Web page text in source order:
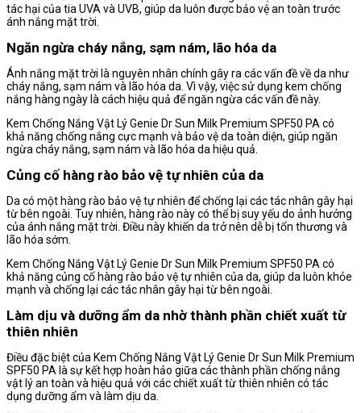
tác hại của tia UVA và UVB, giúp da luôn được bảo vệ an toàn trước
ánh nắng mặt trời.
Ngăn ngừa cháy nắng, sạm nám, lão hóa da
Ánh nắng mặt trời là nguyên nhân chính gây ra các vấn đề về da như
cháy nắng, sạm nám và lão hóa da. Vì vậy, việc sử dụng kem chống
nắng hàng ngày là cách hiệu quả để ngăn ngừa các vấn đề này.
Kem Chống Nắng Vật Lý Genie Dr Sun Milk Premium SPF50 PA có
khả năng chống nắng cực mạnh và bảo vệ da toàn diện, giúp ngăn
ngừa cháy nắng, sạm nám và lão hóa da hiệu quả.
Củng cố hàng rào bảo vệ tự nhiên của da
Da có một hàng rào bảo vệ tự nhiên để chống lại các tác nhân gây hại
từ bên ngoài. Tuy nhiên, hàng rào này có thể bị suy yếu do ảnh hưởng
của ánh nắng mặt trời. Điều này khiến da trở nên dễ bị tổn thương và
lão hóa sớm.
Kem Chống Nắng Vật Lý Genie Dr Sun Milk Premium SPF50 PA có
khả năng củng cố hàng rào bảo vệ tự nhiên của da, giúp da luôn khỏe
mạnh và chống lại các tác nhân gây hại từ bên ngoài.
Làm dịu và dưỡng ẩm da nhờ thành phần chiết xuất từ
thiên nhiên
Điều đặc biệt của Kem Chống Nắng Vật Lý Genie Dr Sun Milk Premium
SPF50 PA là sự kết hợp hoàn hảo giữa các thành phần chống nắng
vật lý an toàn và hiệu quả với các chiết xuất từ thiên nhiên có tác
dụng dưỡng ẩm và làm dịu da.